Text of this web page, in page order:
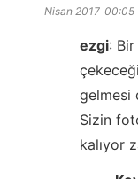
Nisan 2017 00:05
ezgi:
gelmesi
Sizin
kalıyor